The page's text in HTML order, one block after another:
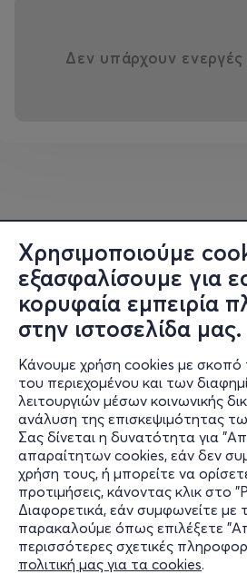
Χρησιμοποιούμε
εξασφαλίσουμε για
κορυφαία εμπειρία
στην ιστοσελίδα μας.
Κάνουμε χρήση cookies με σκοπό
του περιεχομένου και των
λειτουργιών μέσων κοινωνικής
ανάλυση της επισκεψιμότητας
Σας δίνεται η δυνατότητα για
απαραίτητων cookies, εάν δεν
χρήση τους, ή μπορείτε να
προτιμήσεις, κάνοντας κλικ στο
Διαφορετικά, εάν συμφωνείτε
παρακαλούμε όπως επιλέξετε
περισσότερες σχετικές
πολιτική μας για τα cookies.
Δεν υπάρχουν
Πληροφορίες
Υποστήριξη
Stay Connected